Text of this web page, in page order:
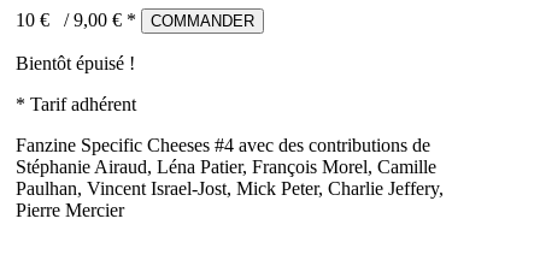
10 € /9,00 € * COMMANDER
Bientôt épuisé !
* Tarif adhérent
Fanzine Specific Cheeses #4 avec des contributions de
Stéphanie Airaud, Léna Patier, François Morel, Camille
Paulhan, Vincent Israel-Jost, Mick Peter, Charlie Jeffery,
Pierre Mercier